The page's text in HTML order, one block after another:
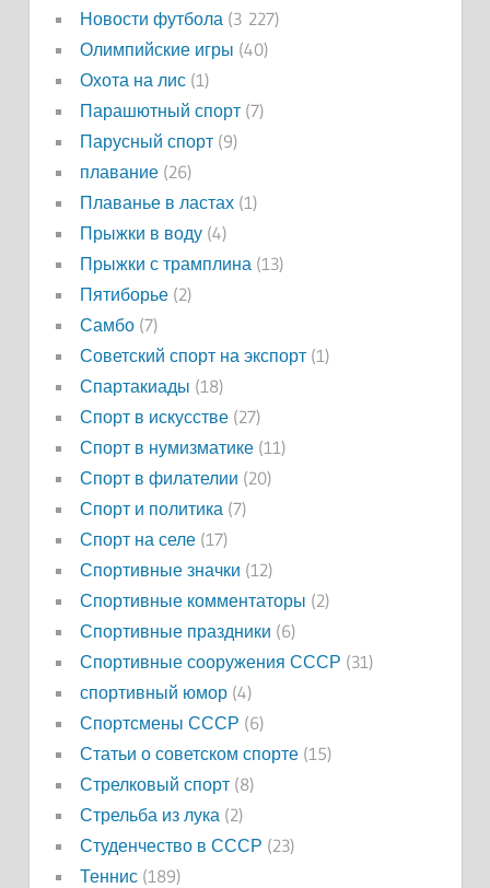
Новости футбола (3 227)
Олимпийские игры (40)
Охота на лис(1)
Парашютный спорт(7)
Парусный спорт(9)
плавание(26)
Плаванье в ластах(1)
Прыжки в воду(4)
Прыжки с трамплина (13)
Пятиборье(2)
Самбо(7)
Советский спорт на экспорт(1)
Спартакиады (18)
Спорт в искусстве(27)
Спорт в нумизматике(11)
Спорт в филателии (20)
Спорт и политика (7)
Спорт на селе(17)
Спортивные значки (12)
Спортивные комментаторы (2)
Спортивные праздники (6)
Спортивные сооружения СССР (31)
спортивный юмор(4)
Спортсмены СССР (6)
Статьи о советском спорте(15)
Стрелковый спорт(8)
Стрельба из лука (2)
Студенчество в СССР (23)
Теннис(189)